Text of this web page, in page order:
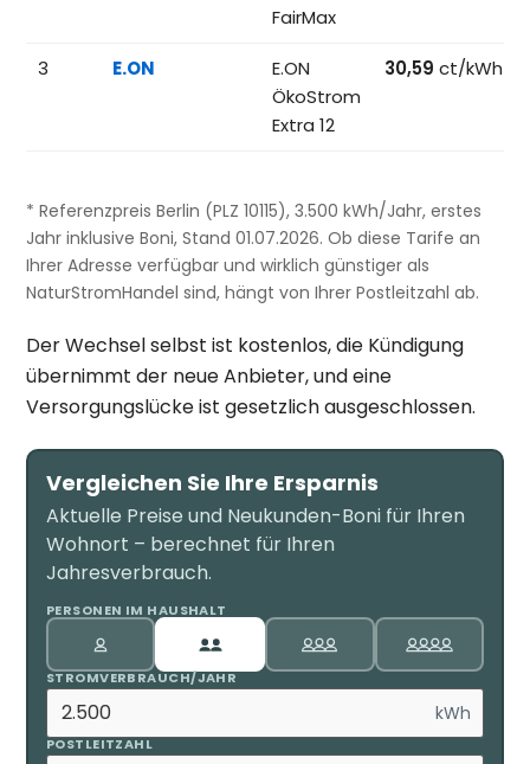
FairMax
3 E.ON
E.ON
ÖkoStrom
Extra 12
30,59 ct/kWh
* Referenzpreis Berlin (PLZ 10115), 3.500 kWh/Jahr, erstes
Jahr inklusive Boni, Stand 01.07.2026. Ob diese Tarife an
Ihrer Adresse verfügbar und wirklich günstiger als
NaturStromHandel sind, hängt von Ihrer Postleitzahl ab.
Der Wechsel selbst ist kostenlos, die Kündigung
übernimmt der neue Anbieter, und eine
Versorgungslücke ist gesetzlich ausgeschlossen.
Vergleichen Sie Ihre Ersparnis
Aktuelle Preise und Neukunden-Boni für Ihren
Wohnort – berechnet für Ihren
Jahresverbrauch.
PERSONEN IM HAUSHALT
STROMVERBRAUCH/JAHR
kWh
POSTLEITZAHL